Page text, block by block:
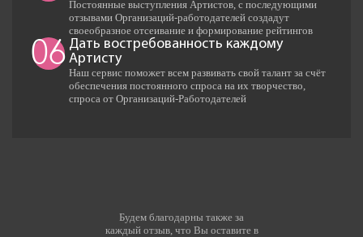
Постоянные выступления Артистов, с последующими
отзывами Организаций-работодателей создадут
своеобразное отсеивание и формирование рейтингов
06 Дать востребованность каждому
Артисту
Наш сервис поможет всем развивать свой талант за счёт
обеспечения постоянного спроса на их творчество,
спроса от Организаций-Работодателей
Будем благодарны также за
каждый отзыв, что Вы оставите в